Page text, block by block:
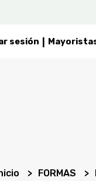
sesión
FORMAS